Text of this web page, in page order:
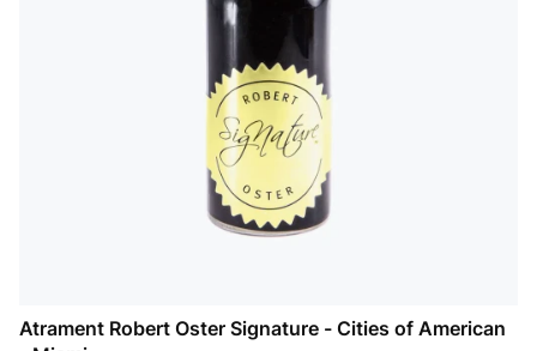
Atrament Robert Oster Signature - Cities of American